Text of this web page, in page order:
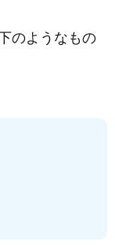
のようなもの